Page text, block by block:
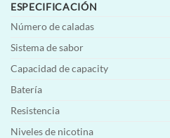
ESPECIFICACIÓN
Número de caladas
Sistema de sabor
Capacidad de capacity
Batería
Resistencia
Niveles de nicotina